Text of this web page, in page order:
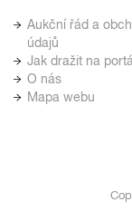
Aukční řád a
údajů
Jak dražit na
O nás
Mapa webu